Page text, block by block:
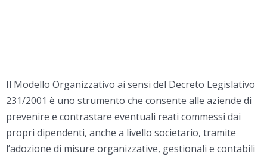
Il Modello Organizzativo ai sensi del Decreto Legislativo
231/2001 è uno strumento che consente alle aziende di
prevenire e contrastare eventuali reati commessi dai
propri dipendenti, anche a livello societario, tramite
l’adozione di misure organizzative, gestionali e contabili